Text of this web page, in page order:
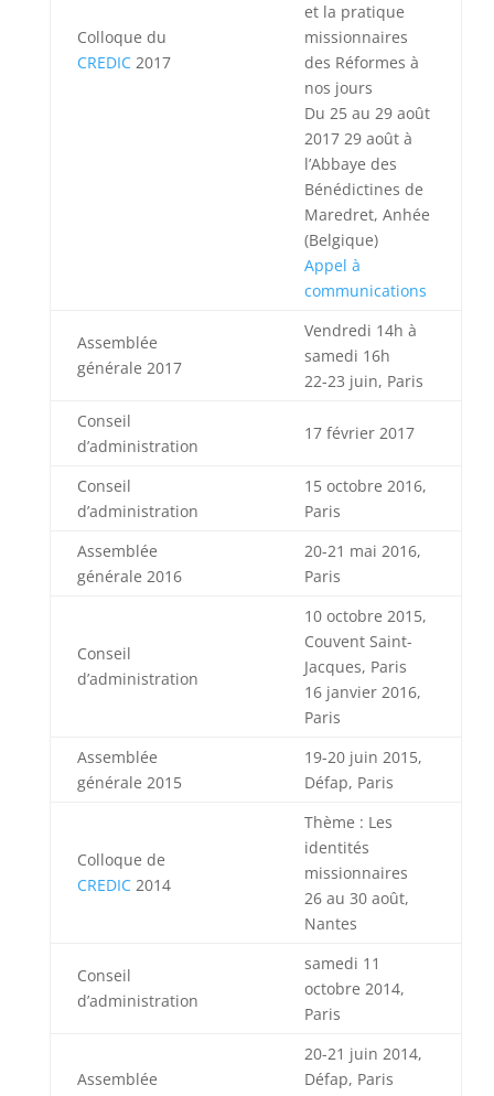
Colloque du
CREDIC2017
et la pratique
missionnaires
des Réformes à
nos jours
Du 25 au 29 août
2017 29 août à
l’Abbaye des
Bénédictines de
Maredret, Anhée
(Belgique)
Appel à
communications
Assemblée
générale 2017
Vendredi 14h à
samedi 16h
22-23 juin, Paris
Conseil
d’administration
17 février 2017
Conseil
d’administration
15 octobre 2016,
Paris
Assemblée
générale 2016
20-21 mai 2016,
Paris
Conseil
d’administration
10 octobre 2015,
Couvent Saint-
Jacques, Paris
16 janvier 2016,
Paris
Assemblée
générale 2015
19-20 juin 2015,
Défap, Paris
Colloque de
CREDIC2014
Thème : Les
identités
missionnaires
26 au 30 août,
Nantes
Conseil
d’administration
samedi 11
octobre 2014,
Paris
Assemblée
20-21 juin 2014,
Défap, Paris